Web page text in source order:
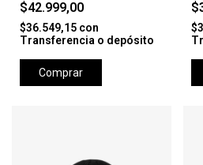
$42.999,00
$36.549,15 con
Transferencia o depósito
Comprar